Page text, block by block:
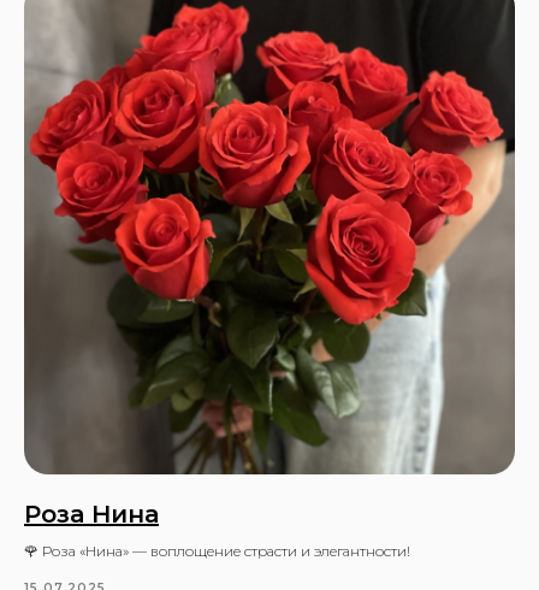
Роза Нина
🌹 Роза «Нина» — воплощение страсти и элегантности!